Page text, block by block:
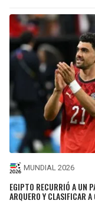
MUNDIAL 2026
EGIPTO RECURRIÓ A UN
ARQUERO Y CLASIFICAR A